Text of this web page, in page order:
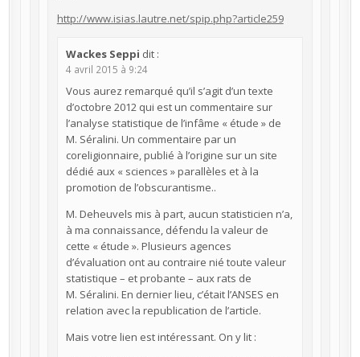
http://www.isias.lautre.net/spip.php?article259
Wackes Seppi dit :
4 avril 2015 à 9:24
Vous aurez remarqué qu’il s’agit d’un texte
d’octobre 2012 qui est un commentaire sur
l’analyse statistique de l’infâme « étude » de
M. Séralini. Un commentaire par un
coreligionnaire, publié à l’origine sur un site
dédié aux « sciences » parallèles et à la
promotion de l’obscurantisme..
M. Deheuvels mis à part, aucun statisticien n’a,
à ma connaissance, défendu la valeur de
cette « étude ». Plusieurs agences
d’évaluation ont au contraire nié toute valeur
statistique – et probante – aux rats de
M. Séralini. En dernier lieu, c’était l’ANSES en
relation avec la republication de l’article.
Mais votre lien est intéressant. On y lit :